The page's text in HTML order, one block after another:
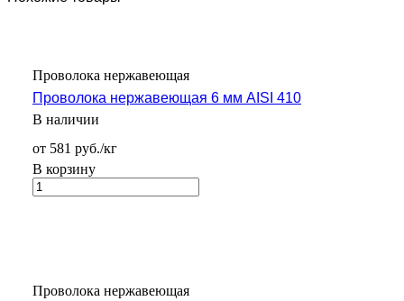
Проволока нержавеющая
Проволока нержавеющая 6 мм AISI 410
В наличии
от 581 руб./кг
В корзину
Проволока нержавеющая